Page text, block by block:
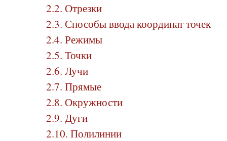
2.2. Отрезки
2.3. Способы ввода координат точек
2.4. Режимы
2.5. Точки
2.6. Лучи
2.7. Прямые
2.8. Окружности
2.9. Дуги
2.10. Полилинии